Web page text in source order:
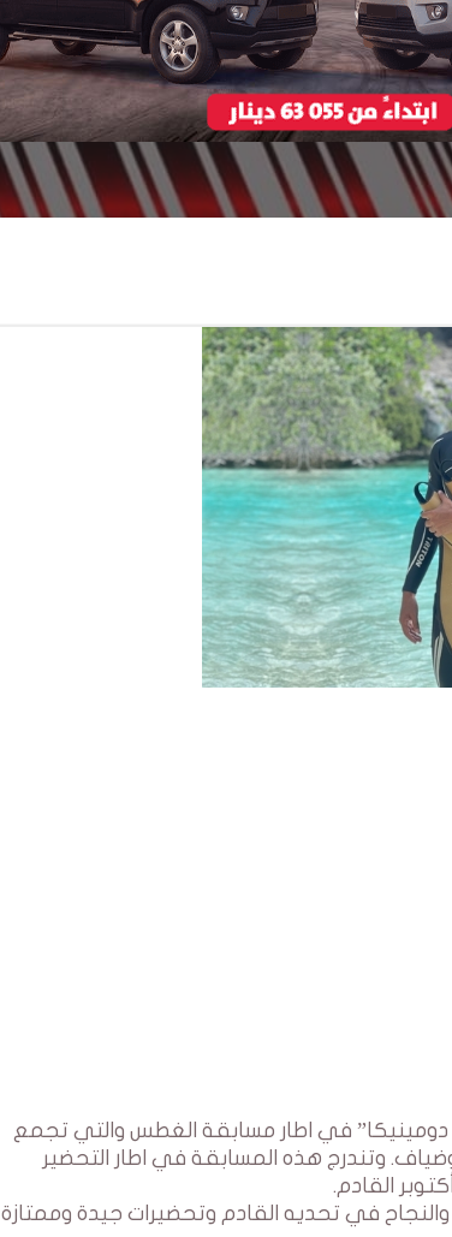
4 اوت الجاري تظاهرة “ديب دومينيكا” في اطار مسابقة الغطس والتي تجمع
وتندرج هذه المسابقة في اطار التحضير
القادم.
في تحديه القادم وتحضيرات جيدة وممتازة